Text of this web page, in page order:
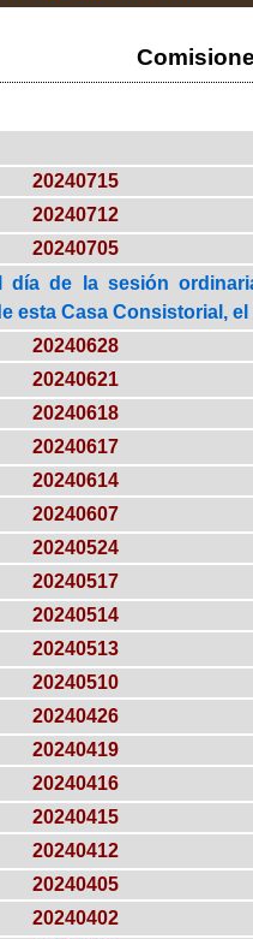
20240715
20240712
20240705
día de la sesión
esta Casa Consistorial,
20240628
20240621
20240618
20240617
20240614
20240607
20240524
20240517
20240514
20240513
20240510
20240426
20240419
20240416
20240415
20240412
20240405
20240402